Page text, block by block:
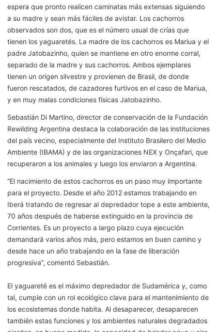
espera que pronto realicen caminatas más extensas siguiendo
a su madre y sean más fáciles de avistar. Los cachorros
observados son dos, que es el número usual de crías que
tienen los yaguaretés. La madre de los cachorros es Mariua y el
padre Jatobazinho, quien se mantiene en otro enorme corral,
separado de la madre y sus cachorros. Ambos ejemplares
tienen un origen silvestre y provienen de Brasil, de donde
fueron rescatados, de cazadores furtivos en el caso de Mariua,
y en muy malas condiciones físicas Jatobazinho.
Sebastián Di Martino, director de conservación de la Fundación
Rewilding Argentina destaca la colaboración de las instituciones
del país vecino, especialmente del Instituto Brasilero del Medio
Ambiente (IBAMA) y de las organizaciones NEX y Onçafari, que
recuperaron a los animales y luego los enviaron a Argentina.
“El nacimiento de estos cachorros es un paso muy importante
para el proyecto. Desde el año 2012 estamos trabajando en
Iberá tratando de regresar al depredador tope a este ambiente,
70 años después de haberse extinguido en la provincia de
Corrientes. Es un proyecto a largo plazo cuya ejecución
demandará varios años más, pero estamos en buen camino y
desde hace un año trabajando en la fase de liberación
progresiva”, comentó Sebastián.
El yaguareté es el máximo depredador de Sudamérica y, como
tal, cumple con un rol ecológico clave para el mantenimiento de
los ecosistemas donde habita. Al desaparecer, desaparecen
también estas funciones y los ambientes naturales degradados